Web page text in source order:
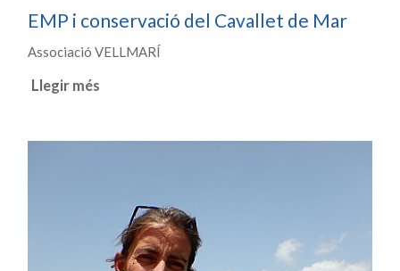
EMP i conservació del Cavallet de Mar
Associació VELLMARÍ
Llegir més